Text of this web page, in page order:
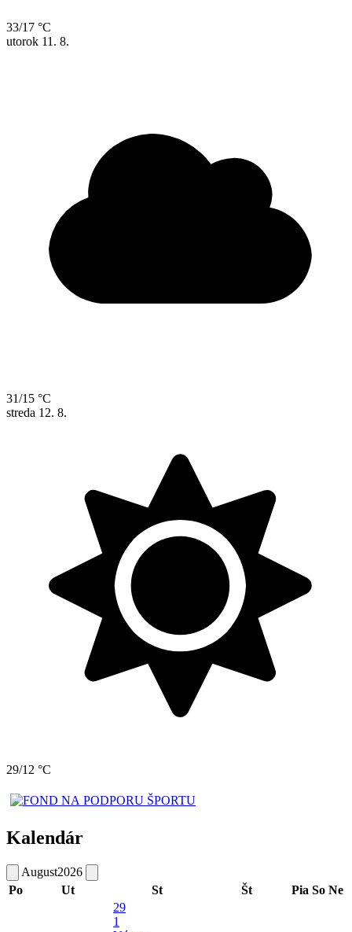
33/17 °C
utorok 11. 8.
31/15 °C
streda 12. 8.
29/12 °C
Kalendár
August2026
Po
Ut St Št Pia So Ne
29
1